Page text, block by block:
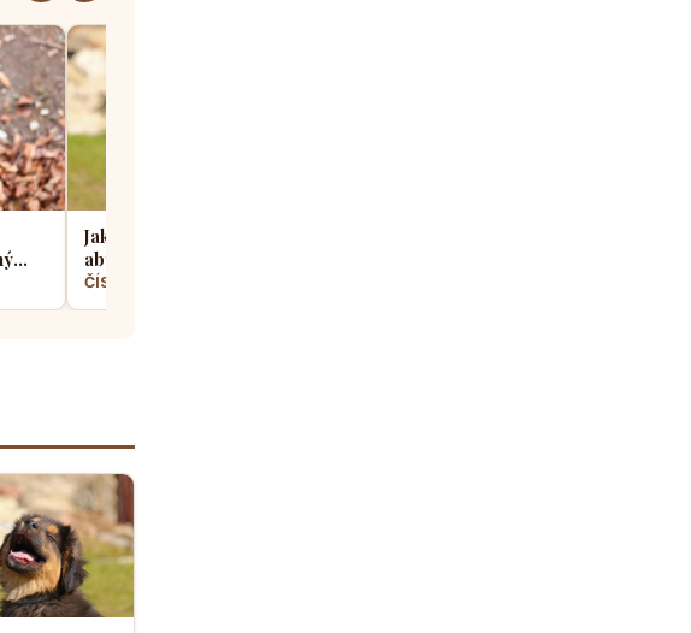
Jak správně socializovat štěně,
aby z něj vyrostl sebevědomý
a klidný pes
ČÍST VÍCE →